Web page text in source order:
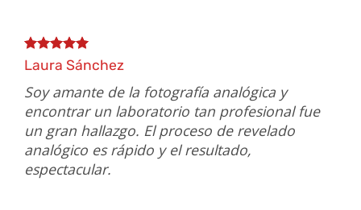
Laura Sánchez
Soy amante de la fotografía analógica y
encontrar un laboratorio tan profesional fue
un gran hallazgo. El proceso de revelado
analógico es rápido y el resultado,
espectacular.